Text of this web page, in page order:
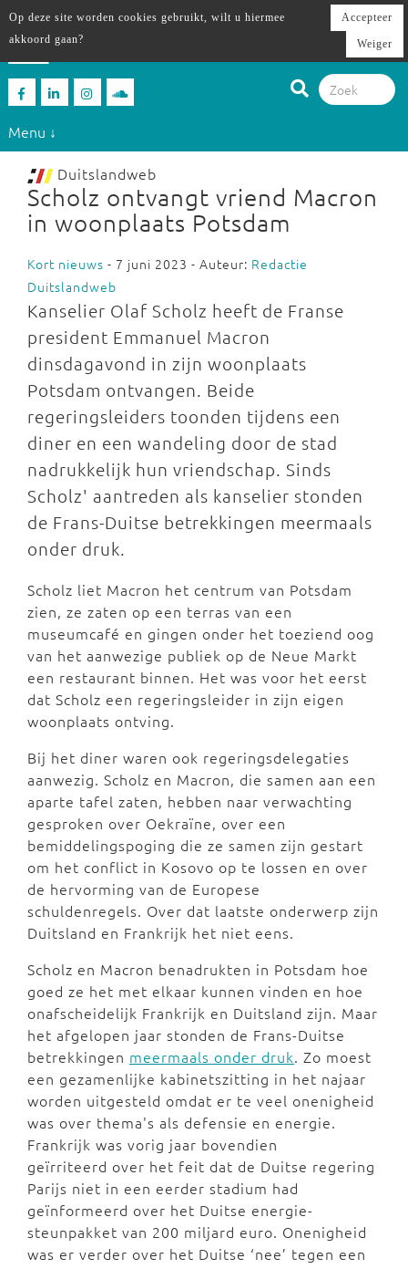
Menu ↓
Duitslandweb
Scholz ontvangt vriend Macron
in woonplaats Potsdam
Kort nieuws - 7 juni 2023 - Auteur: Redactie
Duitslandweb
Kanselier Olaf Scholz heeft de Franse
president Emmanuel Macron
dinsdagavond in zijn woonplaats
Potsdam ontvangen. Beide
regeringsleiders toonden tijdens een
diner en een wandeling door de stad
nadrukkelijk hun vriendschap. Sinds
Scholz' aantreden als kanselier stonden
de Frans-Duitse betrekkingen meermaals
onder druk.
Scholz liet Macron het centrum van Potsdam
zien, ze zaten op een terras van een
museumcafé en gingen onder het toeziend oog
van het aanwezige publiek op de Neue Markt
een restaurant binnen. Het was voor het eerst
dat Scholz een regeringsleider in zijn eigen
woonplaats ontving.
Bij het diner waren ook regeringsdelegaties
aanwezig. Scholz en Macron, die samen aan een
aparte tafel zaten, hebben naar verwachting
gesproken over Oekraïne, over een
bemiddelingspoging die ze samen zijn gestart
om het conflict in Kosovo op te lossen en over
de hervorming van de Europese
schuldenregels. Over dat laatste onderwerp zijn
Duitsland en Frankrijk het niet eens.
Scholz en Macron benadrukten in Potsdam hoe
goed ze het met elkaar kunnen vinden en hoe
onafscheidelijk Frankrijk en Duitsland zijn. Maar
het afgelopen jaar stonden de Frans-Duitse
betrekkingen meermaals onder druk. Zo moest
een gezamenlijke kabinetszitting in het najaar
worden uitgesteld omdat er te veel onenigheid
was over thema's als defensie en energie.
Frankrijk was vorig jaar bovendien
geïrriteerd over het feit dat de Duitse regering
Parijs niet in een eerder stadium had
geïnformeerd over het Duitse energie-
steunpakket van 200 miljard euro. Onenigheid
was er verder over het Duitse ‘nee’ tegen een
Op deze site worden cookies gebruikt, wilt u hiermee
akkoord gaan?
Accepteer
Weiger